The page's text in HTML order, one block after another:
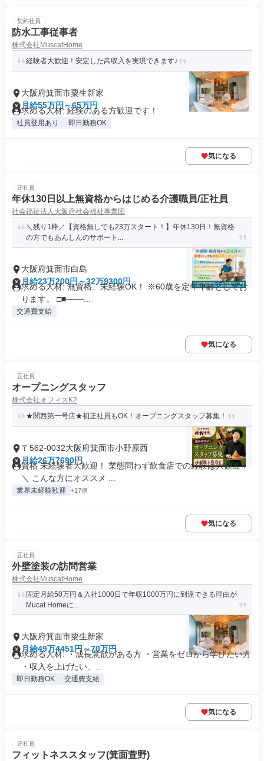
契約社員
防水工事従事者
株式会社MuscatHome
経験者大歓迎！安定した高収入を実現できます♪
大阪府箕面市粟生新家
月給55万円～65万円
求める人材: 経験のある方歓迎です！
社員登用あり 即日勤務OK
気になる
正社員
年休130日以上無資格からはじめる介護職員/正社員
社会福祉法人大阪府社会福祉事業団
＼残り1枠／【資格無しでも23万スタート！】年休130日！無資格
の方でもあんしんのサポート...
大阪府箕面市白島
月給23万200円～32万9300円
求める人材: 無資格、未経験OK！ ※60歳を定年年齢としてお
ります。 □■───...
交通費支給
気になる
正社員
オープニングスタッフ
株式会社オフィスK2
★関西第一号店★初正社員もOK！オープニングスタッフ募集！
〒562-0032大阪府箕面市小野原西
月給26万7690円
資格 未経験者大歓迎！ 業態問わず飲食店での経験は大歓迎！
＼ こんな方にオススメ ...
業界未経験歓迎 +17個
気になる
正社員
外壁塗装の訪問営業
株式会社MuscatHome
固定月給50万円＆入社1000日で年収1000万円に到達できる理由が
Mucat Homeに...
大阪府箕面市粟生新家
月給49万4451円～70万円
求める人材: ・成長意欲がある方 ・営業をゼロから学びたい方
・収入を上げたい、...
即日勤務OK 交通費支給
気になる
正社員
フィットネススタッフ(箕面萱野)